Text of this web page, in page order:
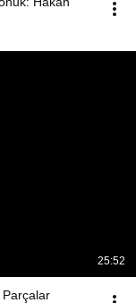
25:52
Parçalar